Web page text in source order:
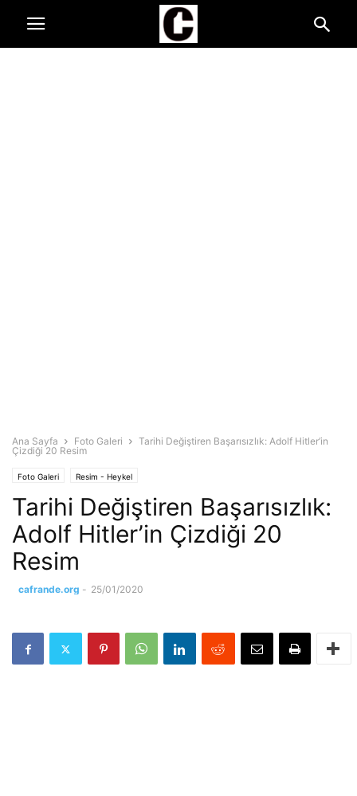
Ana Sayfa Foto Galeri
Tarihi Değiştiren Başarısızlık: Adolf Hitler’in
Çizdiği 20 Resim
Foto Galeri Resim - Heykel
Tarihi Değiştiren Başarısızlık:
Adolf Hitler’in Çizdiği 20
Resim
cafrande.org - 25/01/2020